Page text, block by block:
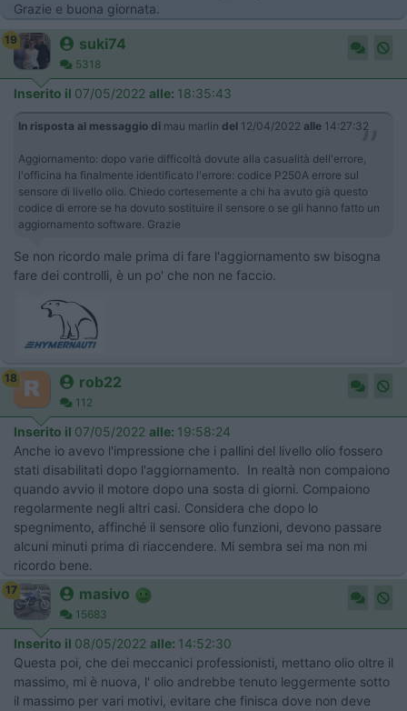
Grazie e buona giornata.
19 suki74
5318
Inserito il 07/05/2022 alle: 18:35:43
In risposta al messaggio di mau marlin del 12/04/2022 alle 14:27:32
Aggiornamento: dopo varie difficoltà dovute alla casualità dell'errore,
l'officina ha finalmente identificato l'errore: codice P250A errore sul
sensore di livello olio. Chiedo cortesemente a chi ha avuto già questo
codice di errore se ha dovuto sostituire il sensore o se gli hanno fatto un
aggiornamento software. Grazie
Se non ricordo male prima di fare l'aggiornamento sw bisogna
fare dei controlli, è un po' che non ne faccio.
18 rob22
112
Inserito il 07/05/2022 alle: 19:58:24
Anche io avevo l'impressione che i pallini del livello olio fossero
stati disabilitati dopo l'aggiornamento. In realtà non compaiono
quando avvio il motore dopo una sosta di giorni. Compaiono
regolarmente negli altri casi. Considera che dopo lo
spegnimento, affinché il sensore olio funzioni, devono passare
alcuni minuti prima di riaccendere. Mi sembra sei ma non mi
ricordo bene.
17 masivo
15683
Inserito il 08/05/2022 alle: 14:52:30
Questa poi, che dei meccanici professionisti, mettano olio oltre il
massimo, mi è nuova, l' olio andrebbe tenuto leggermente sotto
il massimo per vari motivi, evitare che finisca dove non deve